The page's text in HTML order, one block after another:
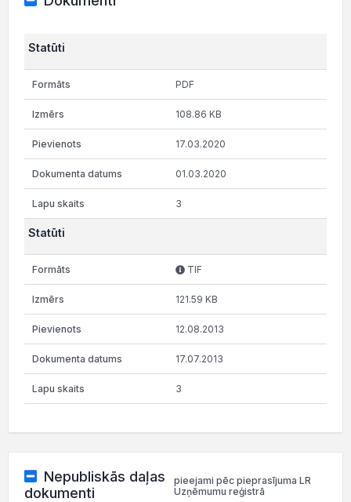
Statūti
PDF
108.86 KB
17.03.2020
01.03.2020
3
Statūti
TIF
121.59 KB
12.08.2013
17.07.2013
3
Nepubliskās daļas
dokumenti
pieejami pēc pieprasījuma LR
Uzņēmumu reģistrā